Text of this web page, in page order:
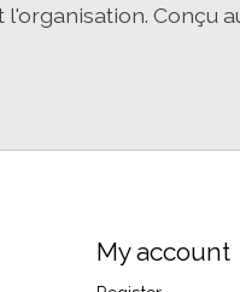
Conçu
My account